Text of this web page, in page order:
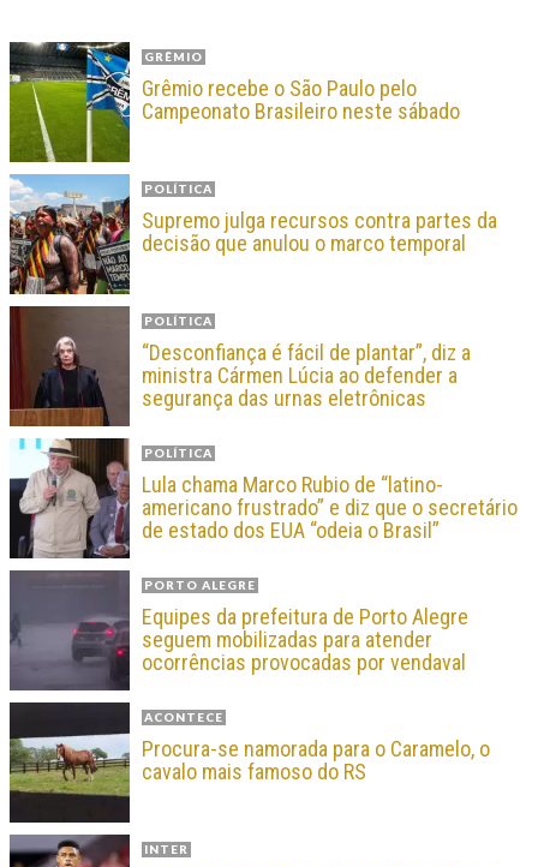
GRÊMIO
Grêmio recebe o São Paulo pelo
Campeonato Brasileiro neste sábado
POLÍTICA
Supremo julga recursos contra partes da
decisão que anulou o marco temporal
POLÍTICA
“Desconfiança é fácil de plantar”, diz a
ministra Cármen Lúcia ao defender a
segurança das urnas eletrônicas
POLÍTICA
Lula chama Marco Rubio de “latino-
americano frustrado” e diz que o secretário
de estado dos EUA “odeia o Brasil”
PORTO ALEGRE
Equipes da prefeitura de Porto Alegre
seguem mobilizadas para atender
ocorrências provocadas por vendaval
ACONTECE
Procura-se namorada para o Caramelo, o
cavalo mais famoso do RS
INTER